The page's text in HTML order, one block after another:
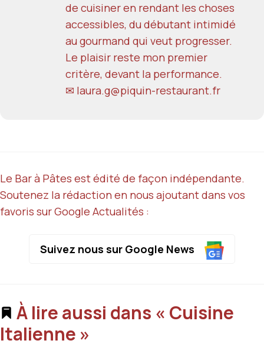
de cuisiner en rendant les choses
accessibles, du débutant intimidé
au gourmand qui veut progresser.
Le plaisir reste mon premier
critère, devant la performance.
✉ laura.g@piquin-restaurant.fr
Le Bar à Pâtes est édité de façon indépendante.
Soutenez la rédaction en nous ajoutant dans vos
favoris sur Google Actualités :
Suivez nous sur Google News
À lire aussi dans « Cuisine
Italienne »